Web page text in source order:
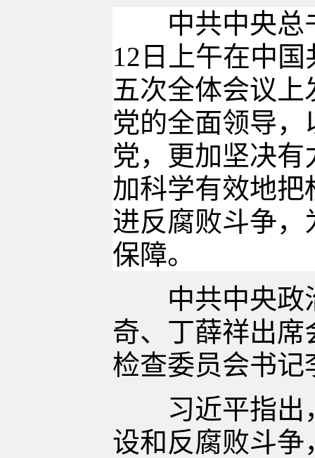
中共中央总书
12日上午在中
五次全体会议
党的全面领导
党，更加坚决
加科学有效地
进反腐败斗争，
保障。
中共中央政治
奇、丁薛祥出
检查委员会书记
习近平指出，
设和反腐败斗